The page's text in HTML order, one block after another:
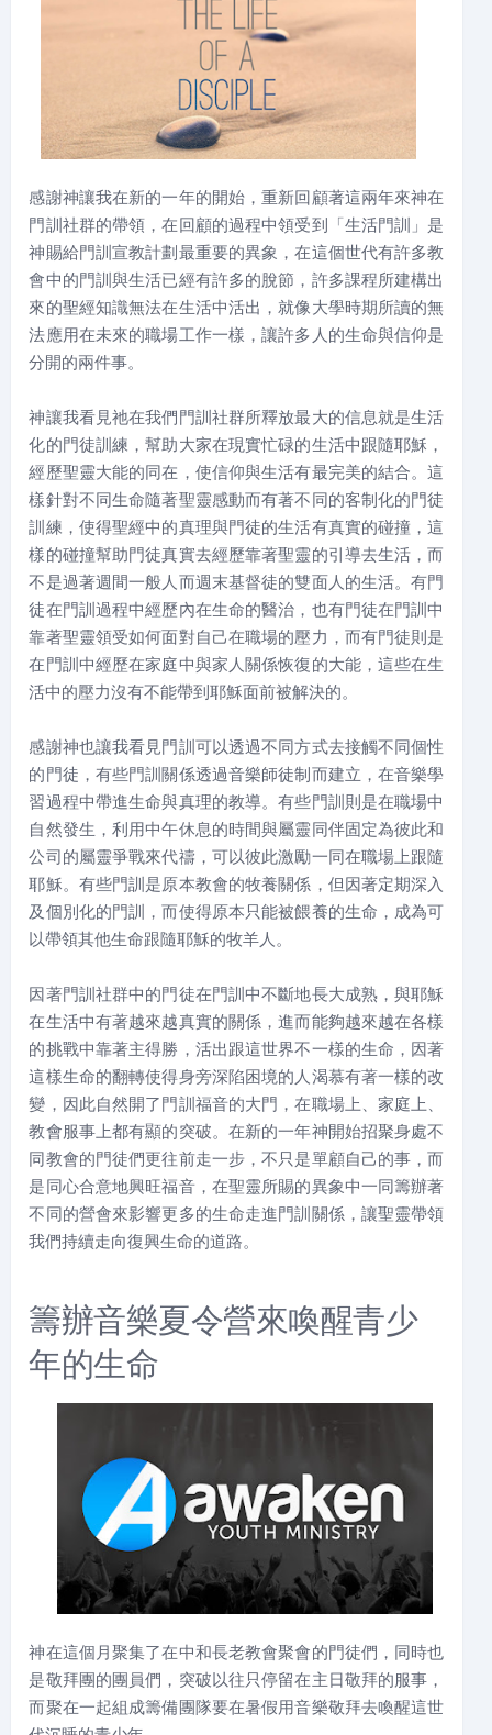
感謝神讓我在新的一年的開始，重新回顧著這兩年來神在
門訓社群的帶領，在回顧的過程中領受到「生活門訓」是
神賜給門訓宣教計劃最重要的異象，在這個世代有許多教
會中的門訓與生活已經有許多的脫節，許多課程所建構出
來的聖經知識無法在生活中活出，就像大學時期所讀的無
法應用在未來的職場工作一樣，讓許多人的生命與信仰是
分開的兩件事。
神讓我看見祂在我們門訓社群所釋放最大的信息就是生活
化的門徒訓練，幫助大家在現實忙碌的生活中跟隨耶穌，
經歷聖靈大能的同在，使信仰與生活有最完美的結合。這
樣針對不同生命隨著聖靈感動而有著不同的客制化的門徒
訓練，使得聖經中的真理與門徒的生活有真實的碰撞，這
樣的碰撞幫助門徒真實去經歷靠著聖靈的引導去生活，而
不是過著週間一般人而週末基督徒的雙面人的生活。有門
徒在門訓過程中經歷內在生命的醫治，也有門徒在門訓中
靠著聖靈領受如何面對自己在職場的壓力，而有門徒則是
在門訓中經歷在家庭中與家人關係恢復的大能，這些在生
活中的壓力沒有不能帶到耶穌面前被解決的。
感謝神也讓我看見門訓可以透過不同方式去接觸不同個性
的門徒，有些門訓關係透過音樂師徒制而建立，在音樂學
習過程中帶進生命與真理的教導。有些門訓則是在職場中
自然發生，利用中午休息的時間與屬靈同伴固定為彼此和
公司的屬靈爭戰來代禱，可以彼此激勵一同在職場上跟隨
耶穌。有些門訓是原本教會的牧養關係，但因著定期深入
及個別化的門訓，而使得原本只能被餵養的生命，成為可
以帶領其他生命跟隨耶穌的牧羊人。
因著門訓社群中的門徒在門訓中不斷地長大成熟，與耶穌
在生活中有著越來越真實的關係，進而能夠越來越在各樣
的挑戰中靠著主得勝，活出跟這世界不一樣的生命，因著
這樣生命的翻轉使得身旁深陷困境的人渴慕有著一樣的改
變，因此自然開了門訓福音的大門，在職場上、家庭上、
教會服事上都有顯的突破。在新的一年神開始招聚身處不
同教會的門徒們更往前走一步，不只是單顧自己的事，而
是同心合意地興旺福音，在聖靈所賜的異象中一同籌辦著
不同的營會來影響更多的生命走進門訓關係，讓聖靈帶領
我們持續走向復興生命的道路。
籌辦音樂夏令營來喚醒青少
年的生命
神在這個月聚集了在中和長老教會聚會的門徒們，同時也
是敬拜團的團員們，突破以往只停留在主日敬拜的服事，
而聚在一起組成籌備團隊要在暑假用音樂敬拜去喚醒這世